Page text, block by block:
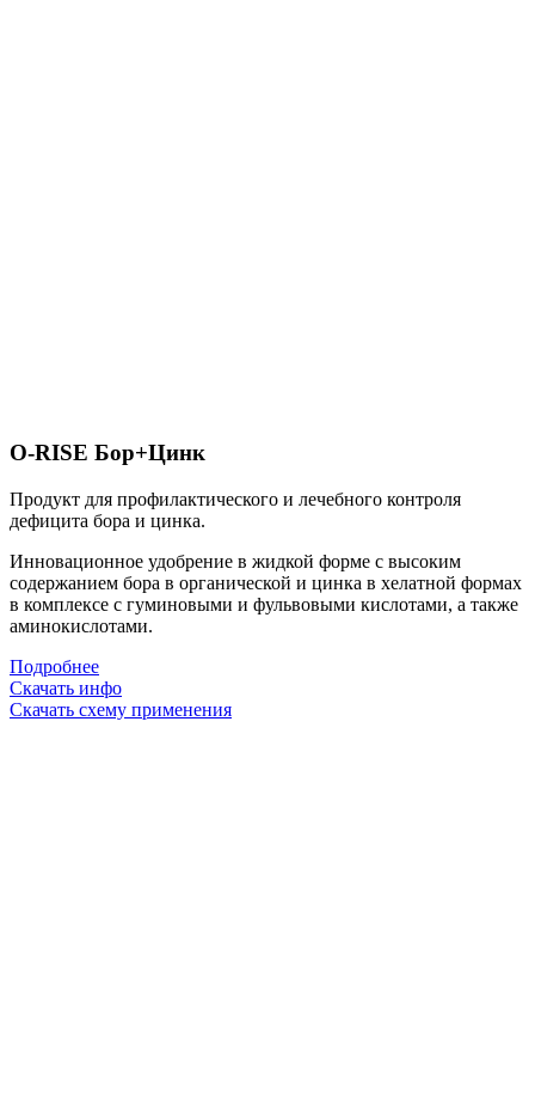
O-RISE Бор+Цинк
Продукт для профилактического и лечебного контроля
дефицита бора и цинка.
Инновационное удобрение в жидкой форме с высоким
содержанием бора в органической и цинка в хелатной формах
в комплексе с гуминовыми и фульвовыми кислотами, а также
аминокислотами.
Подробнее
Скачать инфо
Скачать схему применения